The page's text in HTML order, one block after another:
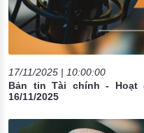
17/11/2025 | 10:00:00
Bản tin Tài chính - Hoạt
16/11/2025